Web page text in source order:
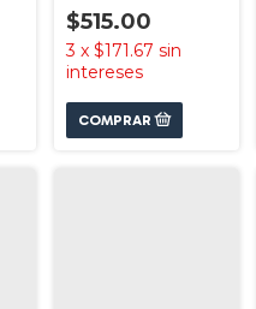
$515.00
3 x $171.67 sin
intereses